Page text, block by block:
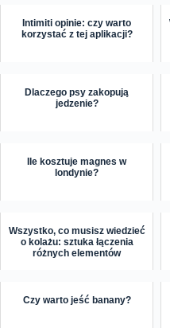
Intimiti opinie: czy warto
korzystać z tej aplikacji?
Dlaczego psy zakopują
jedzenie?
Ile kosztuje magnes w
londynie?
Wszystko, co musisz wiedzieć
o kolażu: sztuka łączenia
różnych elementów
Czy warto jeść banany?